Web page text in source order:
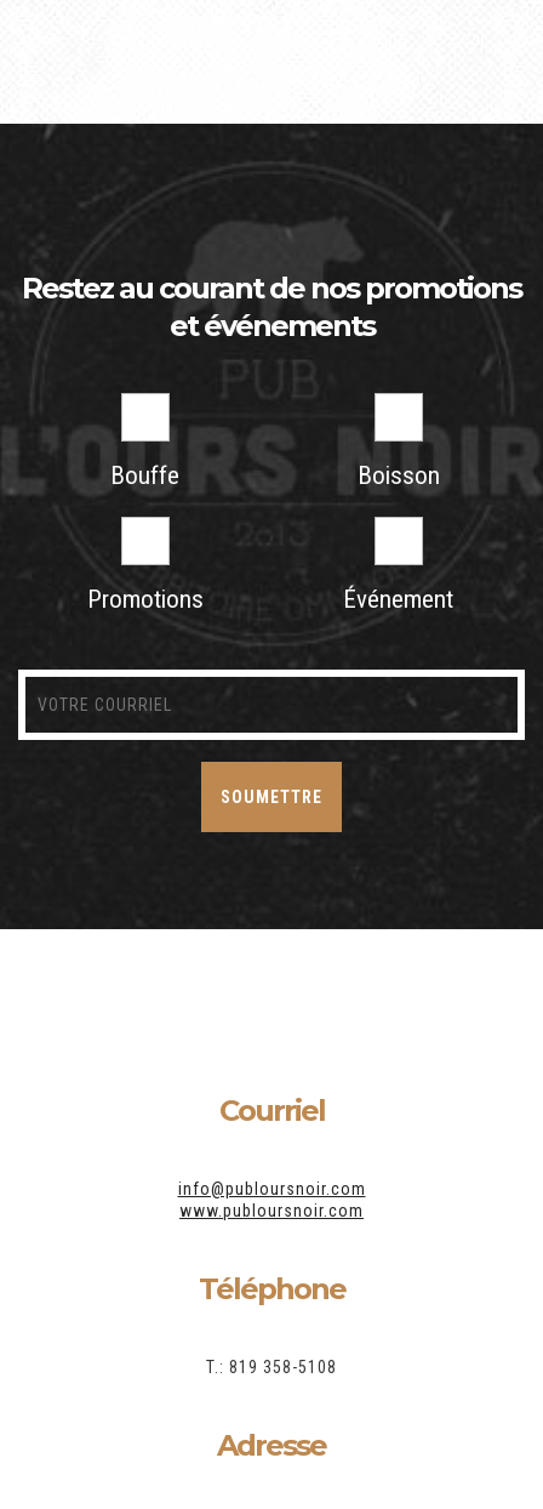
Restez au courant de nos promotions
et événements
Bouffe Boisson
Promotions Événement
SOUMETTRE
Courriel
info@publoursnoir.com
www.publoursnoir.com
Téléphone
T.: 819 358-5108
Adresse